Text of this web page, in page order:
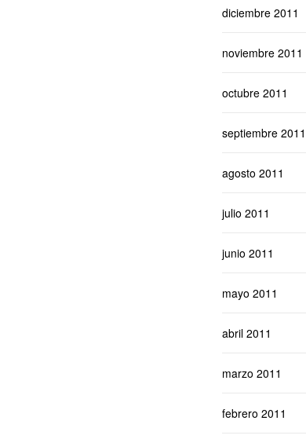
diciembre 2011
noviembre 2011
octubre 2011
septiembre 2011
agosto 2011
julio 2011
junio 2011
mayo 2011
abril 2011
marzo 2011
febrero 2011